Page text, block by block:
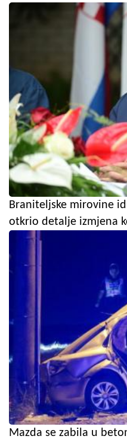
Braniteljske mirovine
otkrio detalje izmjena
Mazda se zabila u